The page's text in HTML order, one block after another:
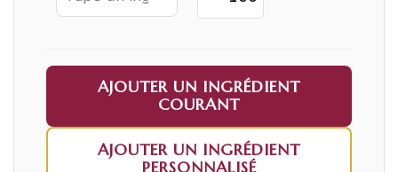
AJOUTER UN INGRÉDIENT
COURANT
AJOUTER UN INGRÉDIENT
PERSONNALISÉ